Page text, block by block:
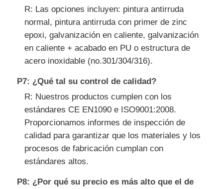
R: Las opciones incluyen: pintura antirruda
normal, pintura antirruda con primer de zinc
epoxi, galvanización en caliente, galvanización
en caliente + acabado en PU o estructura de
acero inoxidable (no.301/304/316).
P7: ¿Qué tal su control de calidad?
R: Nuestros productos cumplen con los
estándares CE EN1090 e ISO9001:2008.
Proporcionamos informes de inspección de
calidad para garantizar que los materiales y los
procesos de fabricación cumplan con
estándares altos.
P8: ¿Por qué su precio es más alto que el de